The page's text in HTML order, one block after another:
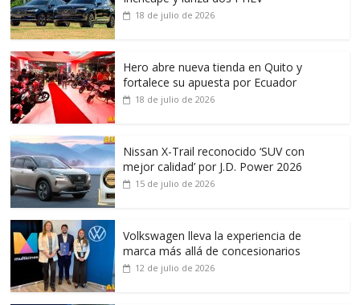
18 de julio de 2026
Hero abre nueva tienda en Quito y
fortalece su apuesta por Ecuador
18 de julio de 2026
Nissan X-Trail reconocido ‘SUV con
mejor calidad’ por J.D. Power 2026
15 de julio de 2026
Volkswagen lleva la experiencia de
marca más allá de concesionarios
12 de julio de 2026